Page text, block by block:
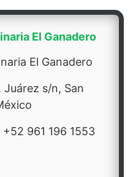
El Ganadero
El Ganadero
Juárez s/n, San
+52 961 196 1553